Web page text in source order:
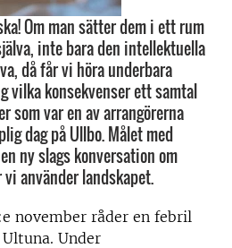
Om man sätter dem i ett rum
inte bara den intellektuella
då får vi höra underbara
vilka konsekvenser ett samtal
som var en av arrangörerna
dag på Ullbo. Målet med
ny slags konversation om
använder landskapet.
november råder en febril
Under